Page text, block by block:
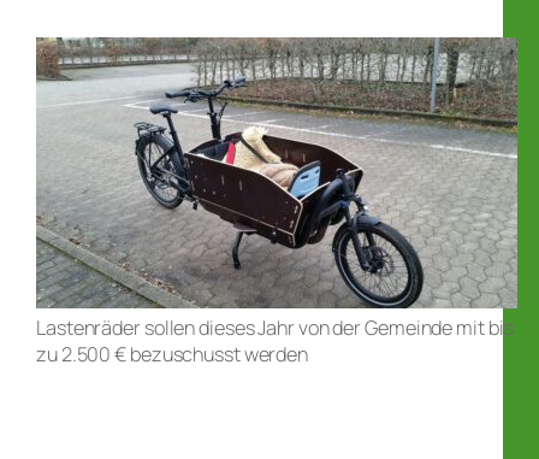
Lastenräder sollen dieses Jahr von der Gemeinde mit bis
zu 2.500 € bezuschusst werden